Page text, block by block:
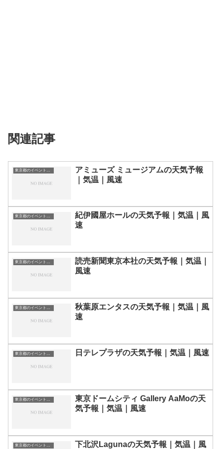
関連記事
東京都のイベント会場一覧
アミューズ ミュージアムの天気予報
｜気温｜風速
東京都のイベント会場一覧
紀伊國屋ホールの天気予報｜気温｜風
速
東京都のイベント会場一覧
読売新聞東京本社の天気予報｜気温｜
風速
東京都のイベント会場一覧
秋葉原エンタスの天気予報｜気温｜風
速
東京都のイベント会場一覧 日テレプラザの天気予報｜気温｜風速
東京都のイベント会場一覧
東京ドームシティ Gallery AaMoの天
気予報｜気温｜風速
東京都のイベント会場一覧
下北沢Lagunaの天気予報｜気温｜風